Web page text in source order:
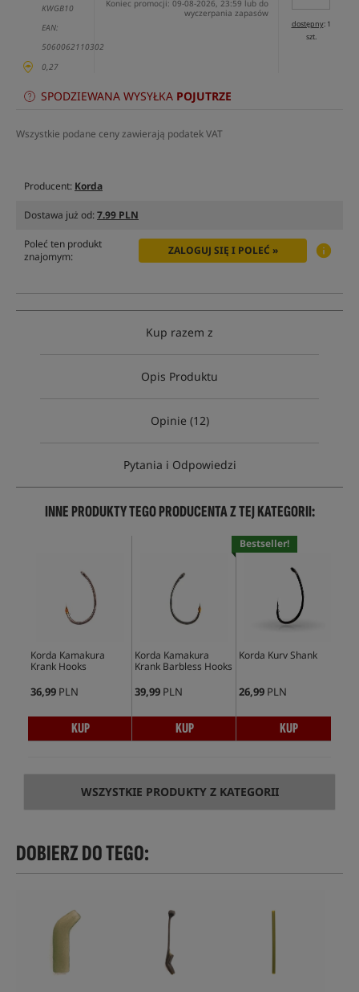
KWGB10
EAN:
5060062110302
0,27
Koniec promocji: 09-08-2026, 23:59 lub do
wyczerpania zapasów
dostępny: 1
szt.
SPODZIEWANA WYSYŁKA POJUTRZE
Wszystkie podane ceny zawierają podatek VAT
Producent: Korda
Dostawa już od:7.99 PLN
Poleć ten produkt
znajomym:
ZALOGUJ SIĘ I POLEĆ »
Kup razem z
Opis Produktu
Opinie (12)
Pytania i Odpowiedzi
INNE PRODUKTY TEGO PRODUCENTA Z TEJ KATEGORII:
Korda Kamakura
Krank Hooks
36,99 PLN
KUP
Korda Kamakura
Krank Barbless Hooks
39,99 PLN
KUP
Bestseller!
Korda Kurv Shank
26,99 PLN
KUP
WSZYSTKIE PRODUKTY Z KATEGORII
DOBIERZ DO TEGO: